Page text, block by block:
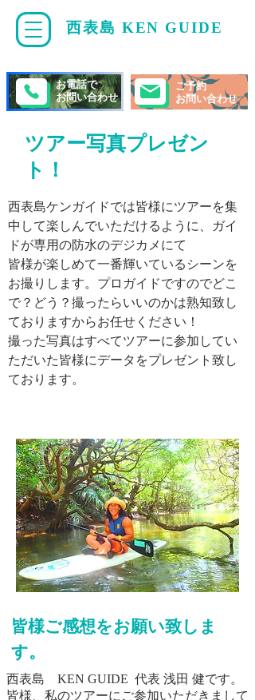
西表島 KEN GUIDE
ご予約
お問い合わせ
お電話で
お問い合わせ
ツアー写真プレゼン
ト！
西表島ケンガイドでは皆様にツアーを集
中して楽しんでいただけるように、ガイ
ドが専用の防水のデジカメにて
皆様が楽しめて一番輝いているシーンを
お撮りします。プロガイドですのでどこ
で？どう？撮ったらいいのかは熟知致し
ておりますからお任せください！
​撮った写真はすべてツアーに参加してい
ただいた皆様にデータをプレゼント致し
ております。
皆様ご感想をお願い致しま
す。
西表島 KEN GUIDE 代表 浅田 健です。
皆様、私のツアーにご参加いただきまして